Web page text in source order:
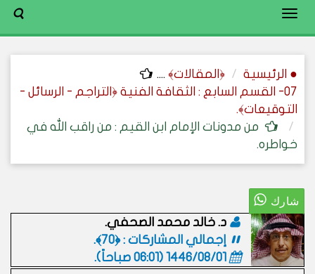
Toggle
● الرئيسية ﴿المقالات﴾ ....
07- القسم السابع : الثقافة الفنية ﴿التراجم - الرسائل -
التوقيعات﴾.
من مدونات الإمام ابن القيم : من راقب الله في
خواطره.
د. خالد محمد الصحفي.
إجمالي المشاركات : ﴿70﴾.
1446/08/01 (06:01 صباحاً)
.